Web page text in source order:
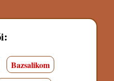
Bazsalikom